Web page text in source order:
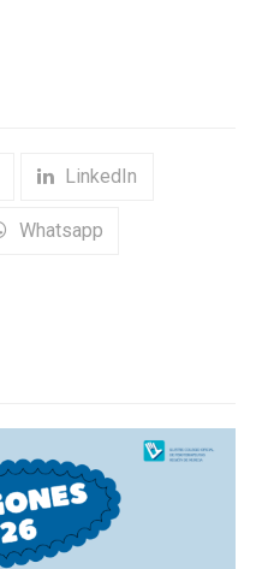
LinkedIn
Whatsapp